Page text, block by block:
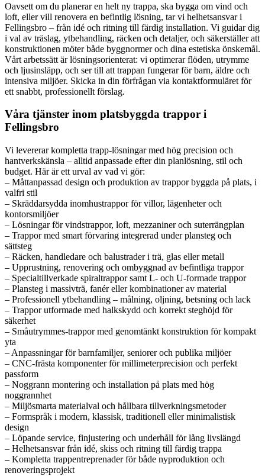
Oavsett om du planerar en helt ny trappa, ska bygga om vind och
loft, eller vill renovera en befintlig lösning, tar vi helhetsansvar i
Fellingsbro – från idé och ritning till färdig installation. Vi guidar dig
i val av träslag, ytbehandling, räcken och detaljer, och säkerställer att
konstruktionen möter både byggnormer och dina estetiska önskemål.
Vårt arbetssätt är lösningsorienterat: vi optimerar flöden, utrymme
och ljusinsläpp, och ser till att trappan fungerar för barn, äldre och
intensiva miljöer. Skicka in din förfrågan via kontaktformuläret för
ett snabbt, professionellt förslag.
Våra tjänster inom platsbyggda trappor i
Fellingsbro
Vi levererar kompletta trapp-lösningar med hög precision och
hantverkskänsla – alltid anpassade efter din planlösning, stil och
budget. Här är ett urval av vad vi gör:
– Måttanpassad design och produktion av trappor byggda på plats, i
valfri stil
– Skräddarsydda inomhustrappor för villor, lägenheter och
kontorsmiljöer
– Lösningar för vindstrappor, loft, mezzaniner och suterrängplan
– Trappor med smart förvaring integrerad under plansteg och
sättsteg
– Räcken, handledare och balustrader i trä, glas eller metall
– Upprustning, renovering och ombyggnad av befintliga trappor
– Specialtillverkade spiraltrappor samt L- och U-formade trappor
– Plansteg i massivträ, fanér eller kombinationer av material
– Professionell ytbehandling – målning, oljning, betsning och lack
– Trappor utformade med halkskydd och korrekt steghöjd för
säkerhet
– Småutrymmes-trappor med genomtänkt konstruktion för kompakt
yta
– Anpassningar för barnfamiljer, seniorer och publika miljöer
– CNC-frästa komponenter för millimeterprecision och perfekt
passform
– Noggrann montering och installation på plats med hög
noggrannhet
– Miljösmarta materialval och hållbara tillverkningsmetoder
– Formspråk i modern, klassisk, traditionell eller minimalistisk
design
– Löpande service, finjustering och underhåll för lång livslängd
– Helhetsansvar från idé, skiss och ritning till färdig trappa
– Kompletta trappentreprenader för både nyproduktion och
renoveringsprojekt